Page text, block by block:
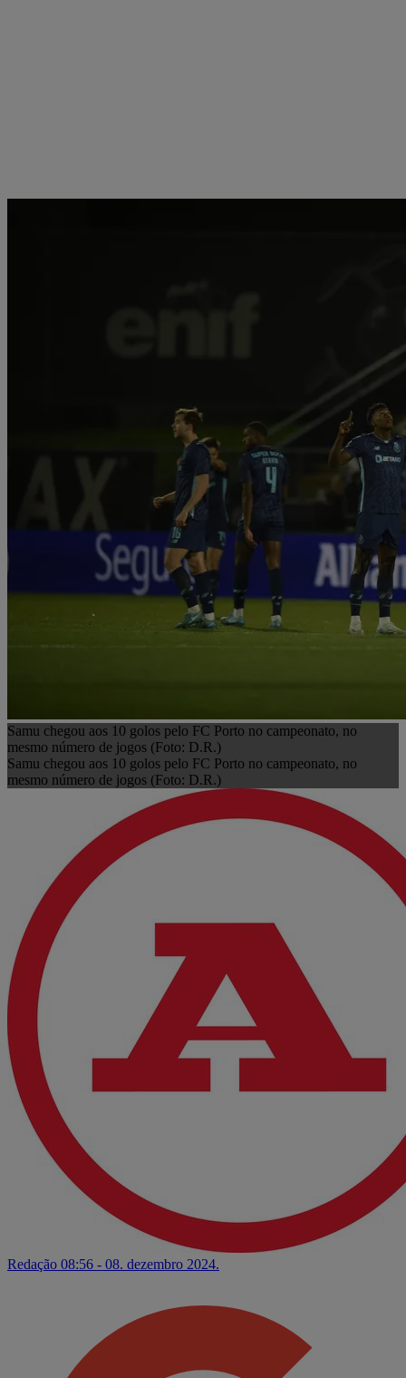
Samu chegou aos 10 golos pelo FC Porto no campeonato, no
mesmo número de jogos (Foto: D.R.)
Samu chegou aos 10 golos pelo FC Porto no campeonato, no
mesmo número de jogos (Foto: D.R.)
Redação 08:56 - 08. dezembro 2024.